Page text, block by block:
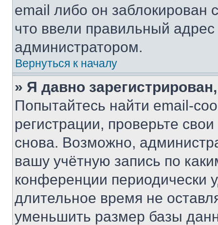
email либо он
что ввели правильный адрес
администратором.
Вернуться к началу
» Я давно
Попытайтесь найти email-
регистрации, проверьте
снова. Возможно,
вашу учётную запись по
конференции периодически
длительное время не
уменьшить размер базы